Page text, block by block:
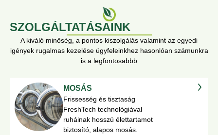
SZOLGÁLTATÁSAINK
A kiváló minőség, a pontos kiszolgálás valamint az egyedi
igények rugalmas kezelése ügyfeleinkhez hasonlóan számunkra
is a legfontosabbb
MOSÁS
Frissesség és tisztaság
FreshTech technológiával –
ruháinak hosszú élettartamot
biztosító, alapos mosás.